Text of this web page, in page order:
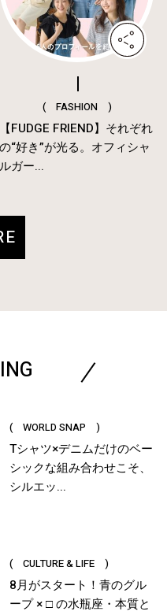
( FASHION )
【FUDGE FRIEND】それぞれ
の“好き”が光る。オフィシャ
ルガー...
( WORLD SNAP )
Tシャツ×デニムだけのベー
シックな組み合わせこそ、
シルエッ...
( CULTURE & LIFE )
8月がスタート！青のグル
ープ × □ の水瓶座・本質と